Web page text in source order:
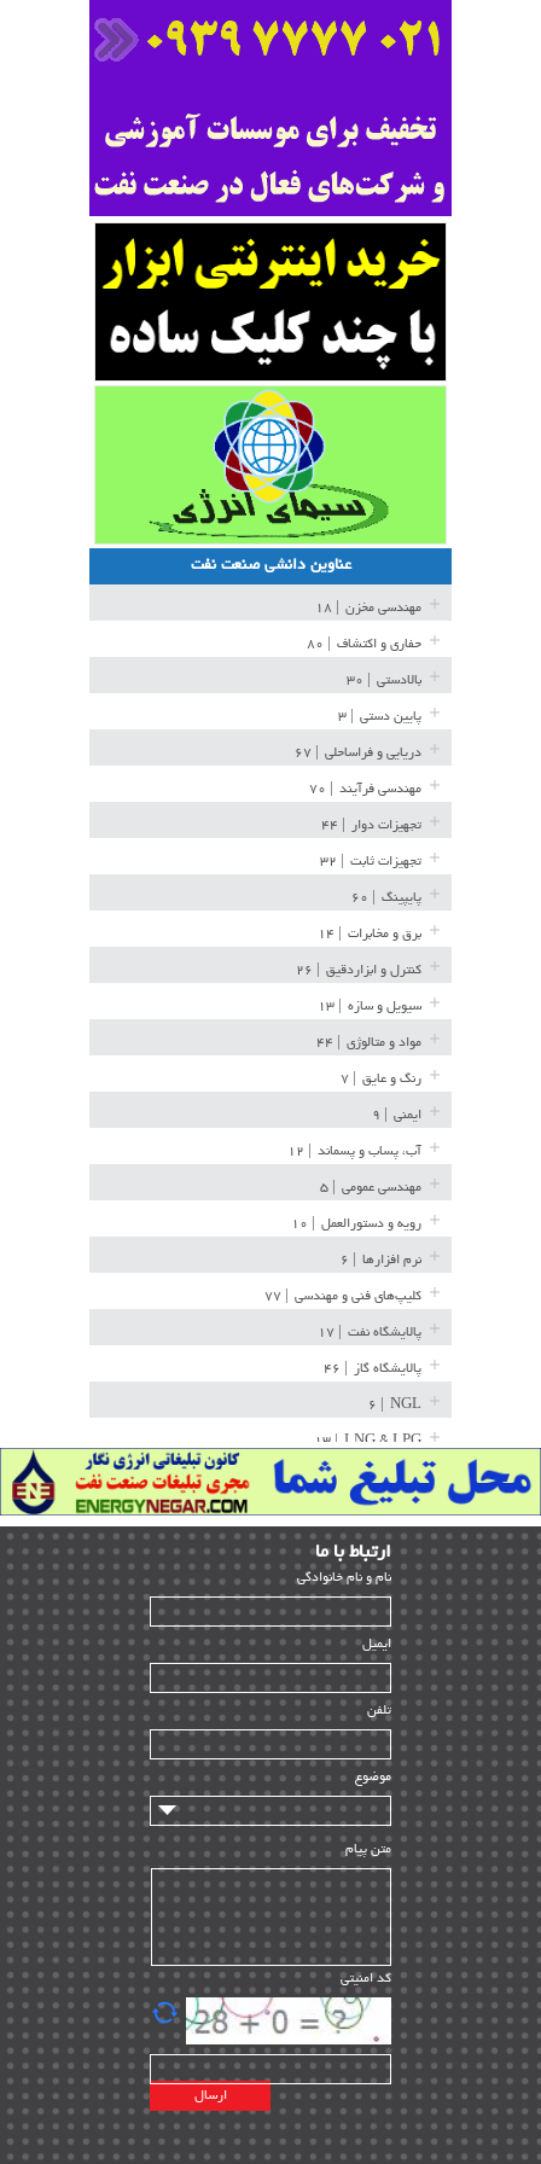
عناوین دانشی صنعت نفت
مهندسی مخزن
حفاری و اکتشاف
بالادستی
پایین دستی
دریایی و فراساحلی
مهندسی فرآیند
تجهیزات دوار
تجهیزات ثابت
پایپینگ
برق و مخابرات
کنترل و ابزاردقیق
سیویل و سازه
مواد و متالوژی
رنگ و عایق
ایمنی
آب، پساب و پسماند
مهندسی عمومی
رویه و دستورالعمل
نرم افزارها
کلیپ‌های فنی و مهندسی
پالایشگاه نفت
پالایشگاه گاز
NGL
LNG & LPG | ۱۳
خط لوله | ۳۶
مخازن ذخیره | ۱۵
پتروشیمی | ۱۴
بازرسی و QC | ۱۵
HSE | ۳۹
ساخت و نصب | ۱۲
راه اندازی | ۹
سازندگان و تامین کنندگان | ۱۰
تامین مالی و سرمایه گذاری | ۳۲
ماشین آلات
مدیریت پروژه
مدیریت دانش
مدیریت سازمانی و عمومی | ۲
تأمین کالا | ۱۳
EPC | ۲۰
پیمانکاران بین المللی | ۸
اطلاعات انرژی کشورها | ۱۴
پروژه های خارجی | ۱۵
نقشه های نفت و گاز خارجی | ۱۰
ارﺗﺒﺎط ﺑﺎ ما
ﻧﺎم و ﻧﺎم ﺧﺎﻧﻮادﮔﻰ
ایمیل
تلفن
موضوع
متن پیام
کد امنیتی